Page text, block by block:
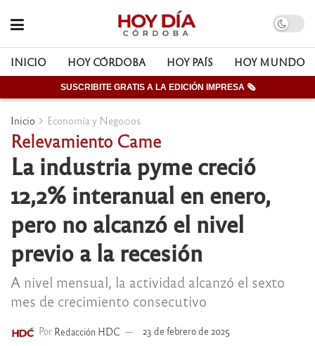
INICIO HOY CÓRDOBA HOY PAÍS HOY MUNDO
SUSCRIBITE GRATIS A LA EDICIÓN IMPRESA 🗞
Inicio Economía y Negocios
Relevamiento Came
La industria pyme creció
12,2% interanual en enero,
pero no alcanzó el nivel
previo a la recesión
A nivel mensual, la actividad alcanzó el sexto
mes de crecimiento consecutivo
Por Redacción HDC 23 de febrero de 2025